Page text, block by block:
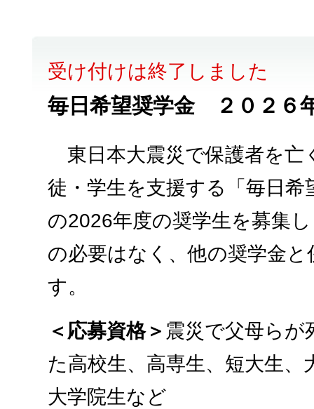
受け付けは終了しました
毎日希望奨学金 ２０２６
東日本大震災で保護者を亡
徒・学生を支援する「毎日希
の2026年度の奨学生を募集
の必要はなく、他の奨学金と
す。
＜応募資格＞ 震災で父母らが
た高校生、高専生、短大生、
大学院生など